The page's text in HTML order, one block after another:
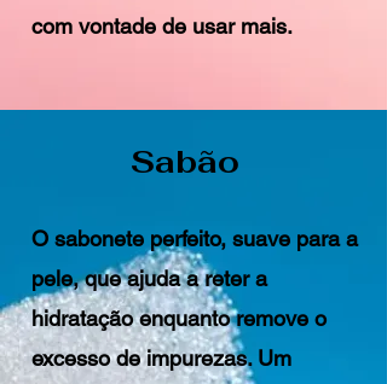
com vontade de usar mais.
Sabão
O sabonete perfeito, suave para a
pele, que ajuda a reter a
hidratação enquanto remove o
excesso de impurezas. Um